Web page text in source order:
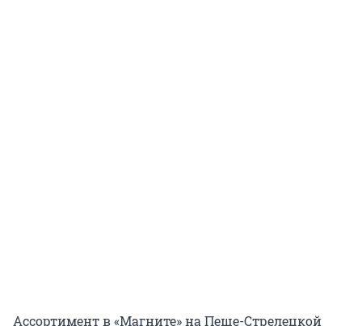
Ассортимент в «Магните» на Пеше-Стрелецкой